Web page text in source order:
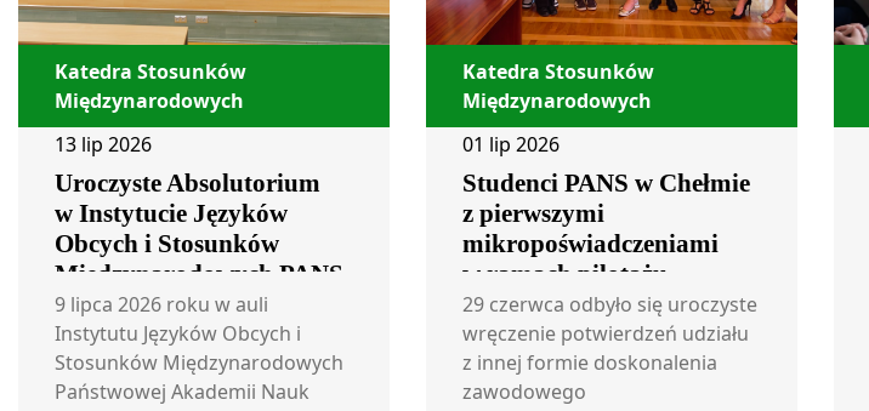
Katedra Stosunków
Międzynarodowych
13 lip 2026
Uroczyste Absolutorium
w Instytucie Języków
Obcych i Stosunków
Międzynarodowych PANS
w Chełmie
9 lipca 2026 roku w auli
Instytutu Języków Obcych i
Stosunków Międzynarodowych
Państwowej Akademii Nauk
Katedra Stosunków
Międzynarodowych
01 lip 2026
Studenci PANS w Chełmie
z pierwszymi
mikropoświadczeniami
w ramach pilotażu
realizowanego
z Instytutem Badań
Edukacyjnych
29 czerwca odbyło się uroczyste
wręczenie potwierdzeń udziału
z innej formie doskonalenia
zawodowego